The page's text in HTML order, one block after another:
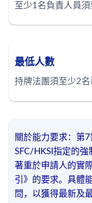
至少1名負責人員
最低人數
持牌法團須至少2
關於能力要求：第
SFC/HKSI指定的強
著重於申請人的實
引》的要求。具體
問，以獲得最新及